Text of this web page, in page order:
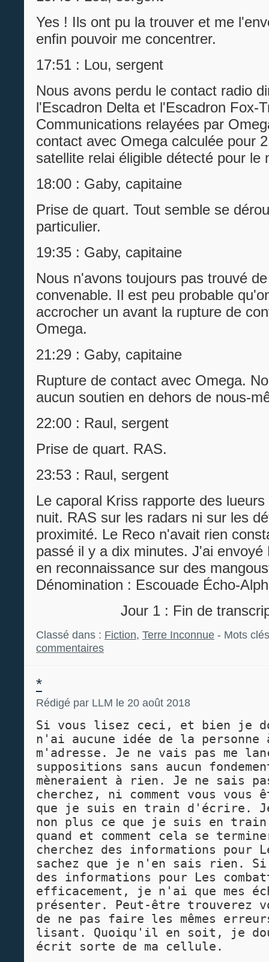
Yes ! Ils ont pu la trouver et me
enfin pouvoir me concentrer.
17:51 : Lou, sergent
Nous avons perdu le contact radio
l'Escadron Delta et l'Escadron Fox-
Communications relayées par
contact avec Omega calculée pour
satellite relai éligible détecté pour le
18:00 : Gaby, capitaine
Prise de quart. Tout semble se
particulier.
19:35 : Gaby, capitaine
Nous n'avons toujours pas trouvé
convenable. Il est peu probable
accrocher un avant la rupture de
Omega.
21:29 : Gaby, capitaine
Rupture de contact avec Omega.
aucun soutien en dehors de nous-
22:00 : Raul, sergent
Prise de quart. RAS.
23:53 : Raul, sergent
Le caporal Kriss rapporte des
nuit. RAS sur les radars ni sur les
proximité. Le Reco n'avait rien
passé il y a dix minutes. J'ai envoyé
en reconnaissance sur des
Dénomination : Escouade Écho-
Jour 1 : Fin de
Classé dans : Fiction, Terre Inconnue - Mots
commentaires
*
Rédigé par LLM le 20 août 2018
Si vous lisez ceci, et bien je
n'ai aucune idée de la
m'adresse. Je ne vais pas me
suppositions sans aucun
mèneraient à rien. Je ne sais
cherchez, ni comment vous vous
que je suis en train d'écrire.
non plus ce que je suis en
quand et comment cela se
cherchez des informations pour
sachez que je n'en sais rien. Si
des informations pour Les
efficacement, je n'ai que mes
présenter. Peut-être trouverez
de ne pas faire les mêmes
lisant. Quoiqu'il en soit, je
écrit sorte de ma cellule.